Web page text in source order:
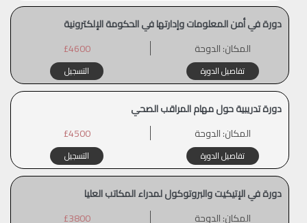
دورة في أمن المعلومات وإدارتها في الحكومة الإلكترونية
المكان:الدوحة £4600
تفاصيل الدورة التسجيل
دورة تدريبية حول مهام المراقب الصحي
المكان:الدوحة £4500
تفاصيل الدورة التسجيل
دورة في الإتيكيت والبروتوكول لمدراء المكاتب العليا
المكان:الدوحة £3800